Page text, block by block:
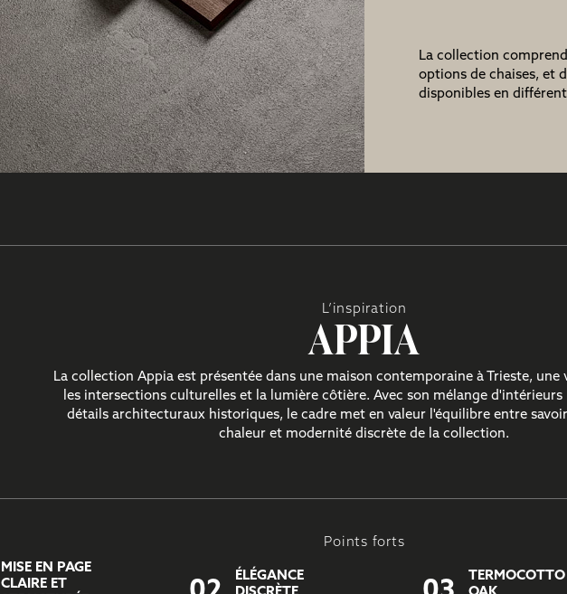
La collection
options de chaises, et
disponibles en
L’inspiration
APPIA
La collection Appia est présentée dans une maison contemporaine à Trieste, une
les intersections culturelles et la lumière côtière. Avec son mélange d'intérieurs
détails architecturaux historiques, le cadre met en valeur l'équilibre entre
chaleur et modernité discrète de la collection.
Points forts
MISE EN PAGE
CLAIRE ET
ÉLÉGANCE
TERMOCOTTO